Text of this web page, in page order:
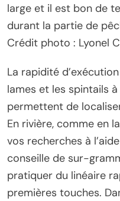
large et il est bon de
durant la partie de
Crédit photo : Lyonel
La rapidité
lames et les spintails
permettent de
En rivière, comme en
vos recherches à
conseille de sur-
pratiquer du linéaire
premières touches.